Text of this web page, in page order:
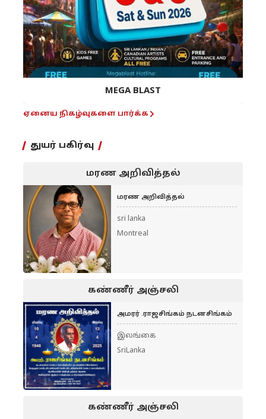
MEGA BLAST
ஏனைய நிகழ்வுகளை பார்க்க
துயர் பகிர்வு
மரண அறிவித்தல்
மரண அறிவித்தல்
sri lanka
Montreal
கண்ணீர் அஞ்சலி
அமரர் .ராஜசிங்கம் நடனசிங்கம்
இலங்கை
SriLanka
கண்ணீர் அஞ்சலி